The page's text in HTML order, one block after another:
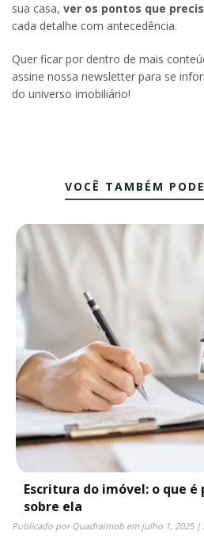
sua casa, ver os pontos que
cada detalhe com antecedência.
Quer ficar por dentro de mais
assine nossa newsletter para se
do universo imobiliário!
VOCÊ TAMBÉM
Escritura do imóvel: o que é
sobre ela
Publicado porQuadraimob em julho 1, 2025|